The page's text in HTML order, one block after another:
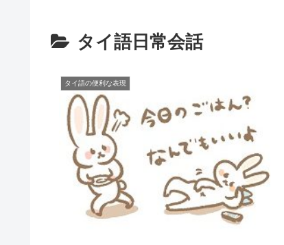
タイ語日常会話
タイ語の便利な表現